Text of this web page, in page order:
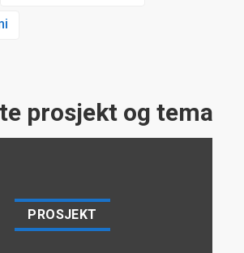
prosjekt og tema
PROSJEKT